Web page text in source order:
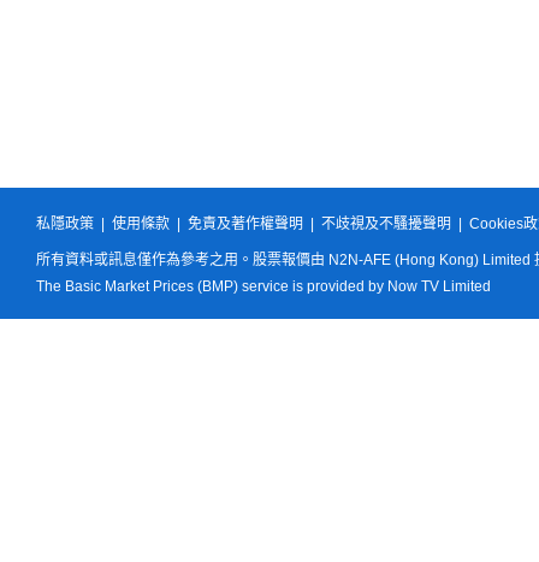
私隱政策 使用條款 免責及著作權聲明 不歧視及不騷擾聲明 Cookies
所有資料或訊息僅作為參考之用。股票報價由 N2N-AFE (Hong Kong) Limited
The Basic Market Prices (BMP) service is provided by Now TV Limited